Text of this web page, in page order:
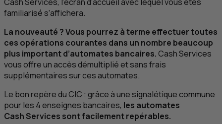
familiarisé s’affichera.
La nouveauté ? Vous pourrez à terme effectuer toutes
ces opérations courantes dans un nombre beaucoup
plus important d’automates bancaires.Cash Services
vous offre un accès démultiplié et sans frais
supplémentaires sur ces automates.
Le bon repère duCIC : grâce à une signalétique commune
pour les 4 enseignes bancaires, les automates
Cash Services sont facilement repérables.